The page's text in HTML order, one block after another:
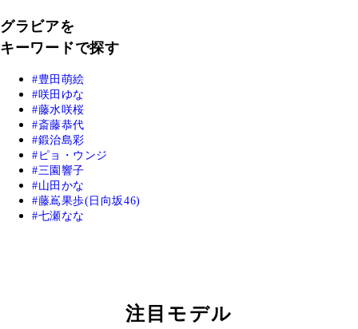
グラビアを
キーワードで探す
豊田萌絵
咲田ゆな
藤水咲桜
斎藤恭代
鍛治島彩
ピョ・ウンジ
三園響子
山田かな
藤嶌果歩(日向坂46)
七瀬なな
注目モデル